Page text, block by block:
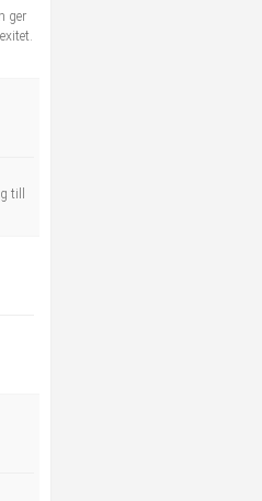
ger
till